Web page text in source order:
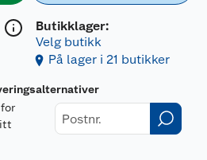
Butikklager:
Velg butikk
På lager i 21 butikker